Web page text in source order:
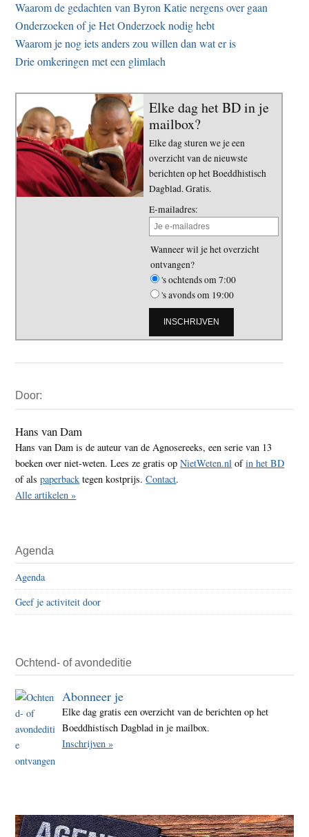
Waarom de gedachten van Byron Katie nergens over gaan
Onderzoeken of je Het Onderzoek nodig hebt
Waarom je nog iets anders zou willen dan wat er is
Drie omkeringen met een glimlach
Elke dag het BD in je
mailbox?
Elke dag sturen we je een
overzicht van de nieuwste
berichten op het Boeddhistisch
Dagblad. Gratis.
E-mailadres:
Wanneer wil je het overzicht
ontvangen?
's ochtends om 7:00
's avonds om 19:00
Sidebar
Door:
Hans van Dam
Hans van Dam is de auteur van de Agnosereeks, een serie van 13
boeken over niet-weten. Lees ze gratis opNietWeten.nl ofin het BD
of alspaperback tegen kostprijs.Contact.
Alle artikelen »
Agenda
Agenda
Geef je activiteit door
Ochtend- of avondeditie
Abonneer je
Elke dag gratis een overzicht van de berichten op het
Boeddhistisch Dagblad in je mailbox.
Inschrijven »